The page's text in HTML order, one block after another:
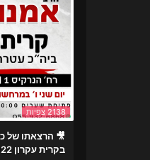
2138 צפיות
🎥 הרצאתו של
בקרית עקרון 31-10-2022